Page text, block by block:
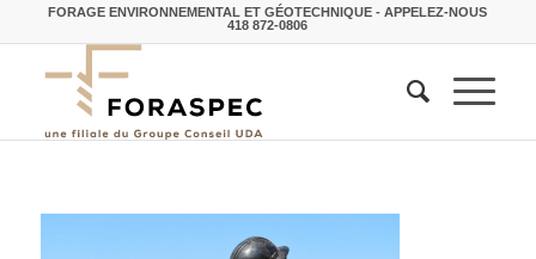
FORAGE ENVIRONNEMENTAL ET GÉOTECHNIQUE - APPELEZ-NOUS
418 872-0806